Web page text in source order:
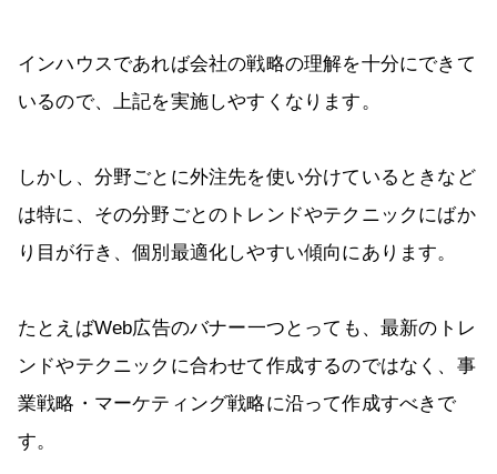
インハウスであれば会社の戦略の理解を十分にできて
いるので、上記を実施しやすくなります。
しかし、分野ごとに外注先を使い分けているときなど
は特に、その分野ごとのトレンドやテクニックにばか
り目が行き、個別最適化しやすい傾向にあります。
たとえばWeb広告のバナー一つとっても、最新のトレ
ンドやテクニックに合わせて作成するのではなく、事
業戦略・マーケティング戦略に沿って作成すべきで
す。